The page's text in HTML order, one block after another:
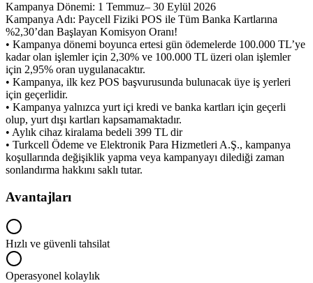
Kampanya Dönemi: 1 Temmuz– 30 Eylül 2026
Kampanya Adı: Paycell Fiziki POS ile Tüm Banka Kartlarına
%2,30’dan Başlayan Komisyon Oranı!
• Kampanya dönemi boyunca ertesi gün ödemelerde 100.000 TL’ye
kadar olan işlemler için 2,30% ve 100.000 TL üzeri olan işlemler
için 2,95% oran uygulanacaktır.
• Kampanya, ilk kez POS başvurusunda bulunacak üye iş yerleri
için geçerlidir.
• Kampanya yalnızca yurt içi kredi ve banka kartları için geçerli
olup, yurt dışı kartları kapsamamaktadır.
• Aylık cihaz kiralama bedeli 399 TL dir
• Turkcell Ödeme ve Elektronik Para Hizmetleri A.Ş., kampanya
koşullarında değişiklik yapma veya kampanyayı dilediği zaman
sonlandırma hakkını saklı tutar.
Avantajları
Hızlı ve güvenli tahsilat
Operasyonel kolaylık